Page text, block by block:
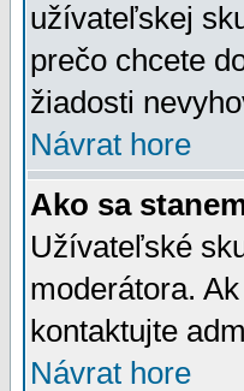
užívateľskej
prečo chcete
žiadosti
Návrat hore
Ako sa
Užívateľské
moderátora.
kontaktujte
Návrat hore